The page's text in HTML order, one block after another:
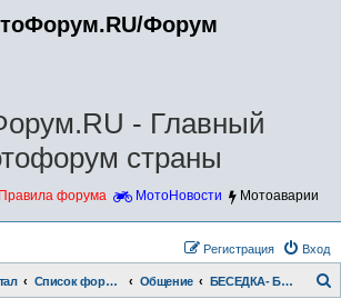
Форум
- Главный
страны
Правила форума МотоНовости Мотоаварии
Вход
Регистрация
Список форумов Общение БЕСЕДКА- БОЛТАЛКА